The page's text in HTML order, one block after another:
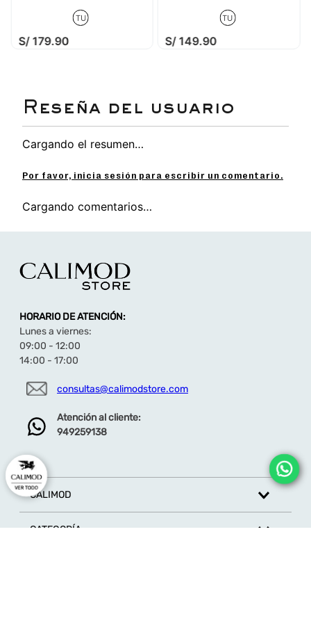
TU
S/ 179.90
TU
S/ 149.90
Cargando el resumen…
Por favor, inicia sesión para escribir un comentario.
Cargando comentarios…
HORARIO DE ATENCIÓN:
Lunes a viernes:
09:00 - 12:00
14:00 - 17:00
consultas@calimodstore.com
Atención al cliente:
949259138
CALIMOD
CATEGORÍA